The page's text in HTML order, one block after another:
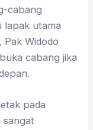
cabang
lapak utama
Pak Widodo
cabang jika
.
pada
sangat